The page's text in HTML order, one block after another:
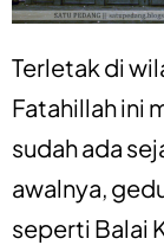
Terletak di
Fatahillah ini
sudah ada
awalnya,
seperti Balai